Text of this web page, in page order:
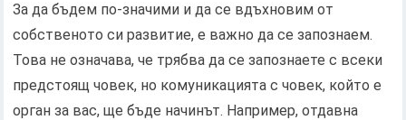
За да бъдем по-значими и да се вдъхновим от
собственото си развитие, е важно да се запознаем.
Това не означава, че трябва да се запознаете с всеки
предстоящ човек, но комуникацията с човек, който е
орган за вас, ще бъде начинът. Например, отдавна